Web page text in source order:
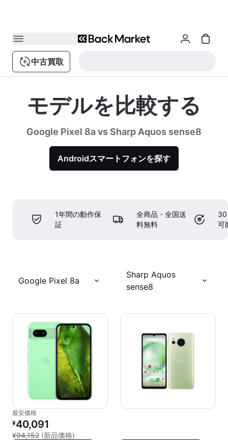
中古買取
モデルを比較する
Google Pixel 8a vs Sharp Aquos sense8
Androidスマートフォンを探す
1年間の動作保
証
全商品・全国送
料無料
30
可
Google Pixel 8a
Sharp Aquos
sense8
最安価格
リファービッシュ品の価格：
¥40,091
¥94,152 (新品価格)